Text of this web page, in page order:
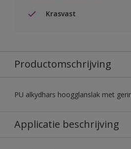
Krasvast
Productomschrijving
PU alkydhars hoogglanslak met
Applicatie beschrijving